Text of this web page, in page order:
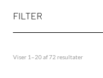
FILTER
Viser 1–20 af 72 resultater